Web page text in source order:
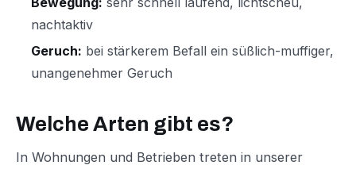
nachtaktiv
Geruch: bei stärkerem Befall ein süßlich-muffiger,
unangenehmer Geruch
Welche Arten gibt es?
In Wohnungen und Betrieben treten in unserer